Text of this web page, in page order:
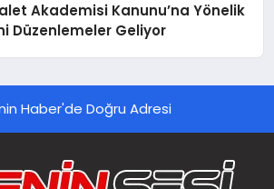
Akademisi Kanunu’na Yönelik
Düzenlemeler Geliyor
Haber'de Doğru Adresi